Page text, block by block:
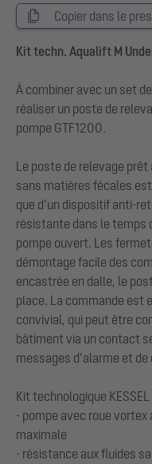
Copier dans le
Kit techn. Aqualift M
À combiner avec un set
réaliser un poste de
pompe GTF1200.
Le poste de relevage
sans matières fécales
que d’un dispositif anti-
résistante dans le temps
pompe ouvert. Les
démontage facile des
encastrée en dalle, le
place. La commande est
convivial, qui peut être
bâtiment via un contact
messages d’alarme et
Kit technologique
- pompe avec roue
maximale
- résistance aux fluides